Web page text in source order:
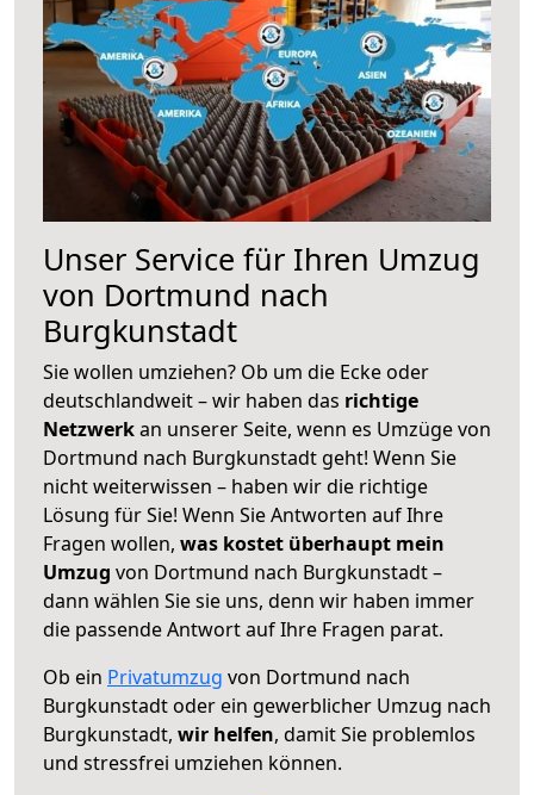
Unser Service für Ihren Umzug
von Dortmund nach
Burgkunstadt
Sie wollen umziehen? Ob um die Ecke oder
deutschlandweit – wir haben das richtige
Netzwerkan unserer Seite, wenn es Umzüge von
Dortmund nach Burgkunstadt geht! Wenn Sie
nicht weiterwissen – haben wir die richtige
Lösung für Sie! Wenn Sie Antworten auf Ihre
Fragen wollen, was kostet überhaupt mein
Umzug von Dortmund nach Burgkunstadt –
dann wählen Sie sie uns, denn wir haben immer
die passende Antwort auf Ihre Fragen parat.
Ob ein Privatumzug von Dortmund nach
Burgkunstadt oder ein gewerblicher Umzug nach
Burgkunstadt, wir helfen, damit Sie problemlos
und stressfrei umziehen können.